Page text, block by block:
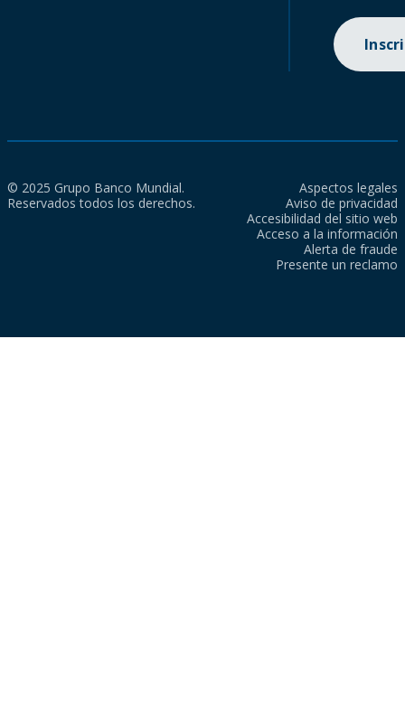
© 2025 Grupo Banco Mundial.
Reservados todos los derechos.
Aspectos legales
Aviso de privacidad
Accesibilidad del sitio web
Acceso a la información
Alerta de fraude
Presente un reclamo